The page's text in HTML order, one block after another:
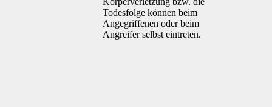
Todesfolge können beim
Angegriffenen oder beim
Angreifer selbst eintreten.